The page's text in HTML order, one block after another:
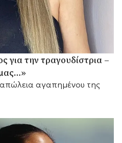
για την τραγουδίστρια –
αγαπημένου της